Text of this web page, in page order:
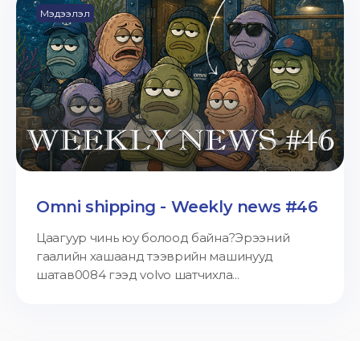
Мэдээлэл
Omni shipping - Weekly news #46
Цаагуур чинь юу болоод байна?Эрээний
гаалийн хашаанд тээврийн машинууд
шатав0084 гээд volvo шатчихла...